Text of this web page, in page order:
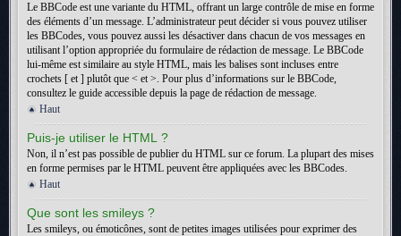
Le BBCode est une variante du HTML, offrant un large contrôle de mise en forme
des éléments d’un message. L’administrateur peut décider si vous pouvez utiliser
les BBCodes, vous pouvez aussi les désactiver dans chacun de vos messages en
utilisant l’option appropriée du formulaire de rédaction de message. Le BBCode
lui-même est similaire au style HTML, mais les balises sont incluses entre
crochets [ et ] plutôt que < et >. Pour plus d’informations sur le BBCode,
consultez le guide accessible depuis la page de rédaction de message.
Haut
Puis-je utiliser le HTML ?
Non, il n’est pas possible de publier du HTML sur ce forum. La plupart des mises
en forme permises par le HTML peuvent être appliquées avec les BBCodes.
Haut
Que sont les smileys ?
Les smileys, ou émoticônes, sont de petites images utilisées pour exprimer des